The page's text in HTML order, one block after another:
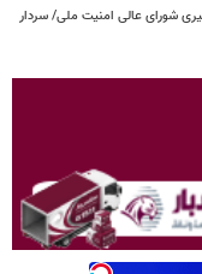
شورای عالی امنیت ملی/ سردار